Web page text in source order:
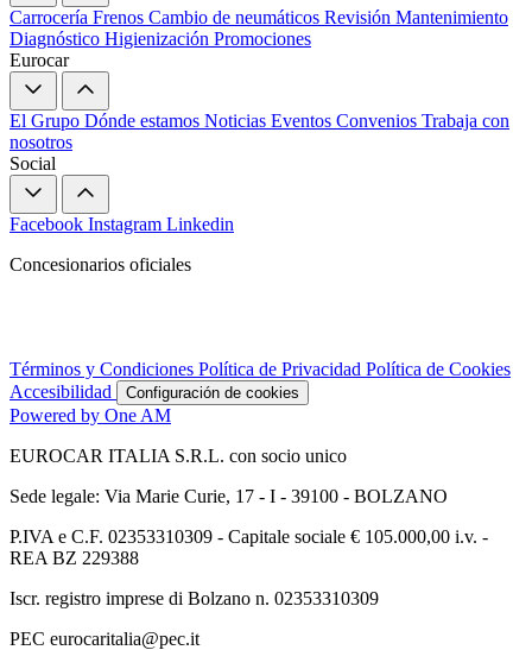
Carrocería Frenos Cambio de neumáticos Revisión Mantenimiento
Diagnóstico Higienización Promociones
Eurocar
El Grupo Dónde estamos Noticias Eventos Convenios Trabaja con
nosotros
Social
Facebook Instagram Linkedin
Concesionarios oficiales
Términos y Condiciones Política de Privacidad Política de Cookies
Accesibilidad
Configuración de cookies
Powered by One AM
EUROCAR ITALIA S.R.L. con socio unico
Sede legale: Via Marie Curie, 17 - I - 39100 - BOLZANO
P.IVA e C.F. 02353310309 - Capitale sociale € 105.000,00 i.v. -
REA BZ 229388
Iscr. registro imprese di Bolzano n. 02353310309
PEC eurocaritalia@pec.it